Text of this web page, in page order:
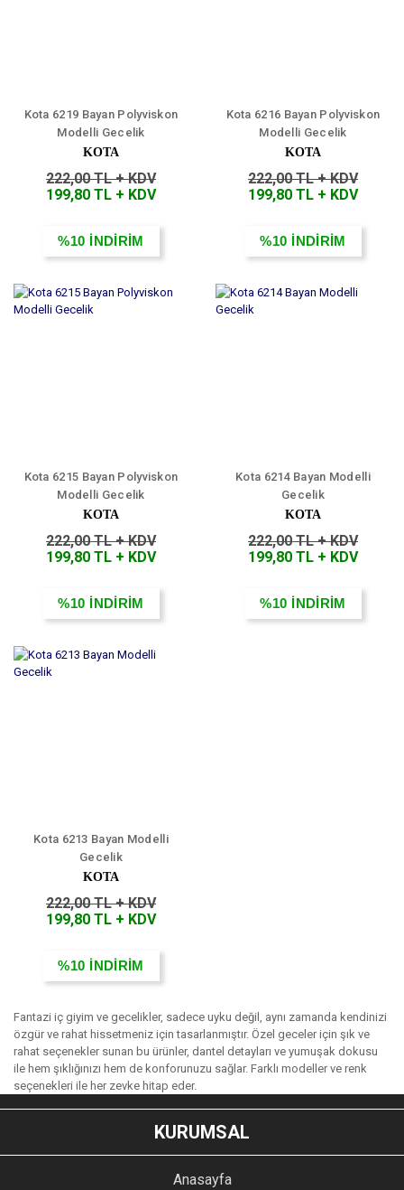
Kota 6219 Bayan Polyviskon
Modelli Gecelik
KOTA
222,00 TL + KDV
199,80 TL + KDV
%10 İNDİRİM
Kota 6216 Bayan Polyviskon
Modelli Gecelik
KOTA
222,00 TL + KDV
199,80 TL + KDV
%10 İNDİRİM
Kota 6215 Bayan Polyviskon
Modelli Gecelik
KOTA
222,00 TL + KDV
199,80 TL + KDV
%10 İNDİRİM
Kota 6214 Bayan Modelli
Gecelik
KOTA
222,00 TL + KDV
199,80 TL + KDV
%10 İNDİRİM
Kota 6213 Bayan Modelli
Gecelik
KOTA
222,00 TL + KDV
199,80 TL + KDV
%10 İNDİRİM
Fantazi iç giyim ve gecelikler, sadece uyku değil, aynı zamanda kendinizi
özgür ve rahat hissetmeniz için tasarlanmıştır. Özel geceler için şık ve
rahat seçenekler sunan bu ürünler, dantel detayları ve yumuşak dokusu
ile hem şıklığınızı hem de konforunuzu sağlar. Farklı modeller ve renk
seçenekleri ile her zevke hitap eder.
KURUMSAL
Anasayfa